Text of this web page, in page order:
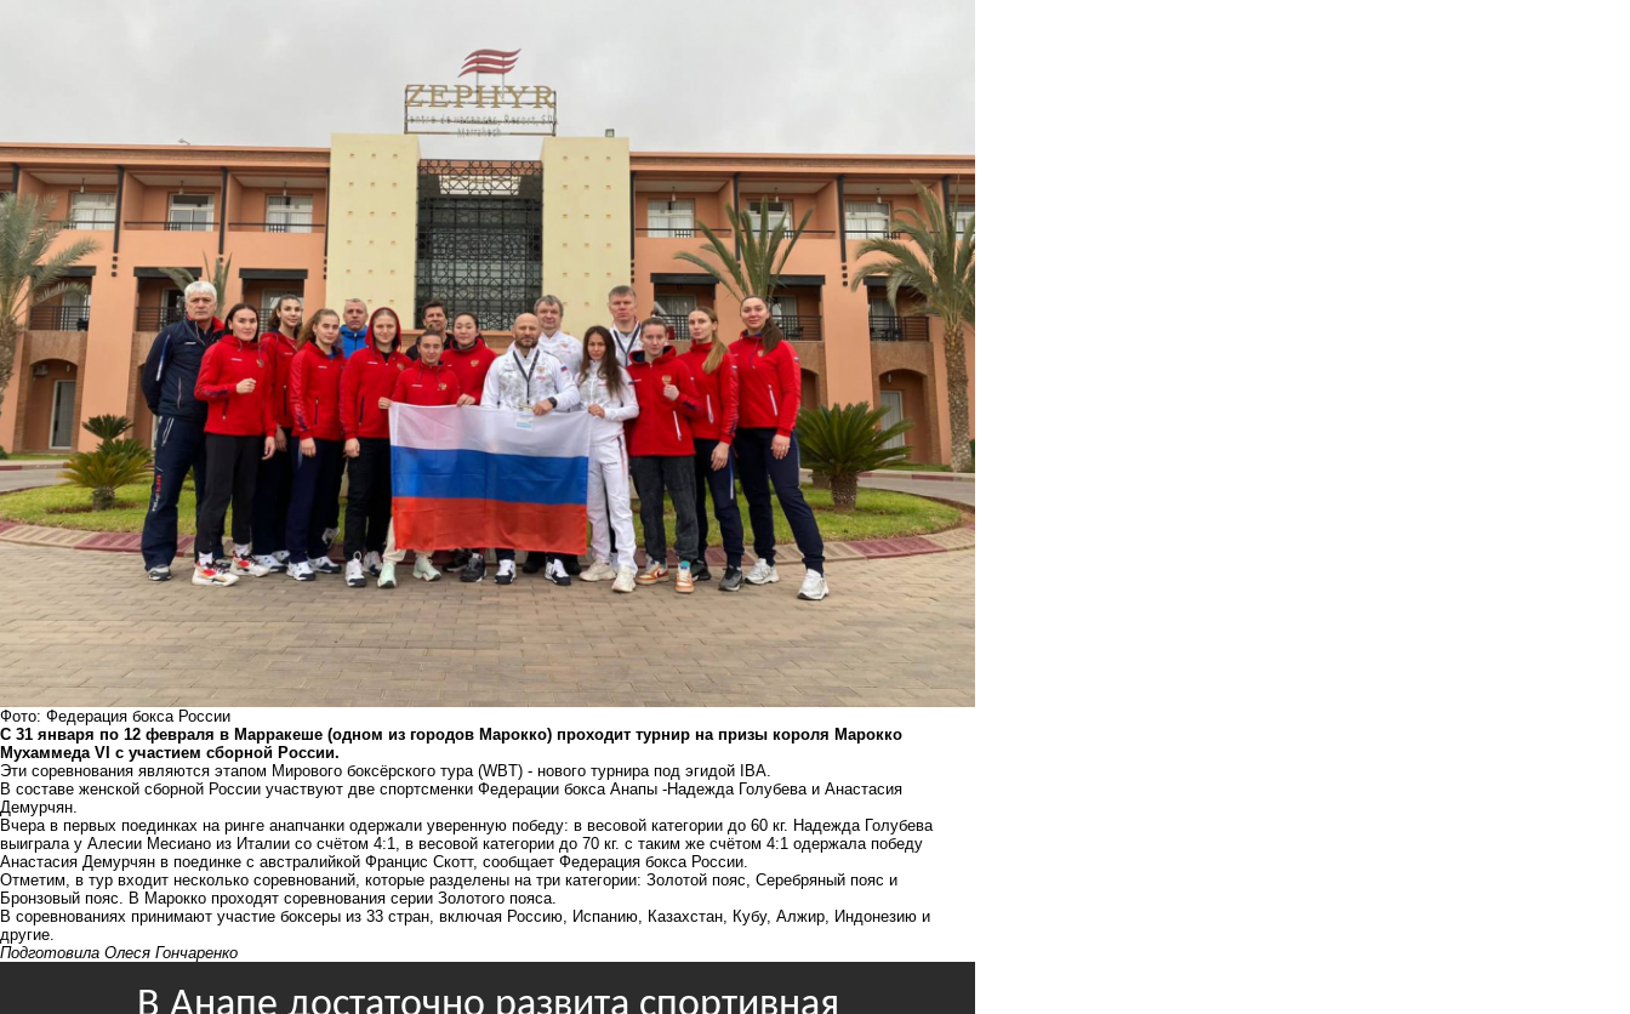
Фото: Федерация бокса России
С 31 января по 12 февраля в Марракеше (одном из городов Марокко) проходит турнир на призы короля Марокко
Мухаммеда VI с участием сборной России.
Эти соревнования являются этапом Мирового боксёрского тура (WBT) - нового турнира под эгидой IBA.
В составе женской сборной России участвуют две спортсменки Федерации бокса Анапы -Надежда Голубева и Анастасия
Демурчян.
Вчера в первых поединках на ринге анапчанки одержали уверенную победу: в весовой категории до 60 кг. Надежда Голубева
выиграла у Алесии Месиано из Италии со счётом 4:1, в весовой категории до 70 кг. с таким же счётом 4:1 одержала победу
Анастасия Демурчян в поединке с австралийкой Францис Скотт, сообщает Федерация бокса России.
Отметим, в тур входит несколько соревнований, которые разделены на три категории: Золотой пояс, Серебряный пояс и
Бронзовый пояс. В Марокко проходят соревнования серии Золотого пояса.
В соревнованиях принимают участие боксеры из 33 стран, включая Россию, Испанию, Казахстан, Кубу, Алжир, Индонезию и
другие.
Подготовила Олеся Гончаренко